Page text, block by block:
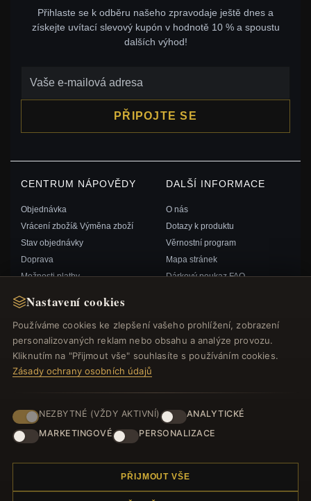
Nastavení cookies
Používáme cookies ke zlepšení vašeho prohlížení, zobrazení
personalizovaných reklam nebo obsahu a analýze provozu.
Kliknutím na "Přijmout vše" souhlasíte s používáním cookies.
Zásady ochrany osobních údajů
NEZBYTNÉ (VŽDY AKTIVNÍ)
ANALYTICKÉ
MARKETINGOVÉ
PERSONALIZACE
PŘIJMOUT VŠE
Přihlaste se k odběru našeho zpravodaje ještě dnes a
získejte uvítací slevový kupón v hodnotě 10 % a spoustu
dalších výhod!
PŘIPOJTE SE
CENTRUM NÁPOVĚDY
Objednávka
Vrácení zboží& Výměna zboží
Stav objednávky
Doprava
Možnosti platby
Kontaktujte nás
DALŠÍ INFORMACE
O nás
Dotazy k produktu
Věrnostní program
Mapa stránek
Dárkový poukaz FAQ
RYCHLÉ ODKAZY
Nové produkty
Speciální nabídky
Blog
Recenze
Přihlásit se
SLEDUJTE NÁS